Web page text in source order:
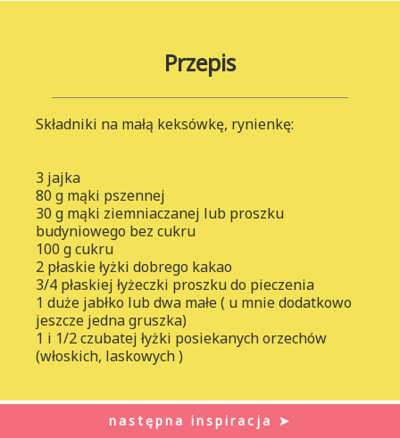
Przepis
Składniki na małą keksówkę, rynienkę:
3 jajka
80 g mąki pszennej
30 g mąki ziemniaczanej lub proszku
budyniowego bez cukru
100 g cukru
2 płaskie łyżki dobrego kakao
3/4 płaskiej łyżeczki proszku do pieczenia
1 duże jabłko lub dwa małe ( u mnie dodatkowo
jeszcze jedna gruszka)
1 i 1/2 czubatej łyżki posiekanych orzechów
(włoskich, laskowych )
następna inspiracja ➤